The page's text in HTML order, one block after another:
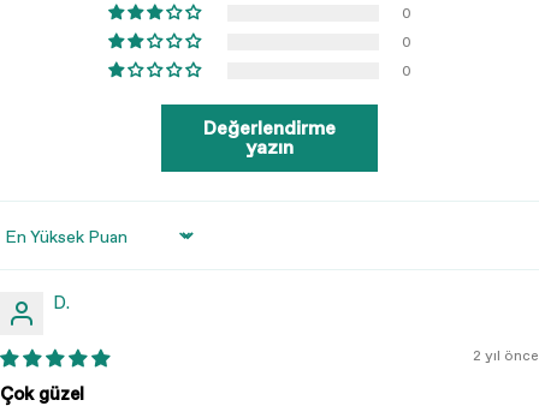
0
0
0
Değerlendirme
yazın
Sort by
D.
2 yıl önce
Çok güzel